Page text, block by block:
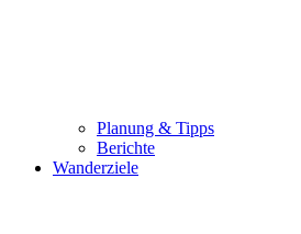
Planung & Tipps
Berichte
Wanderziele